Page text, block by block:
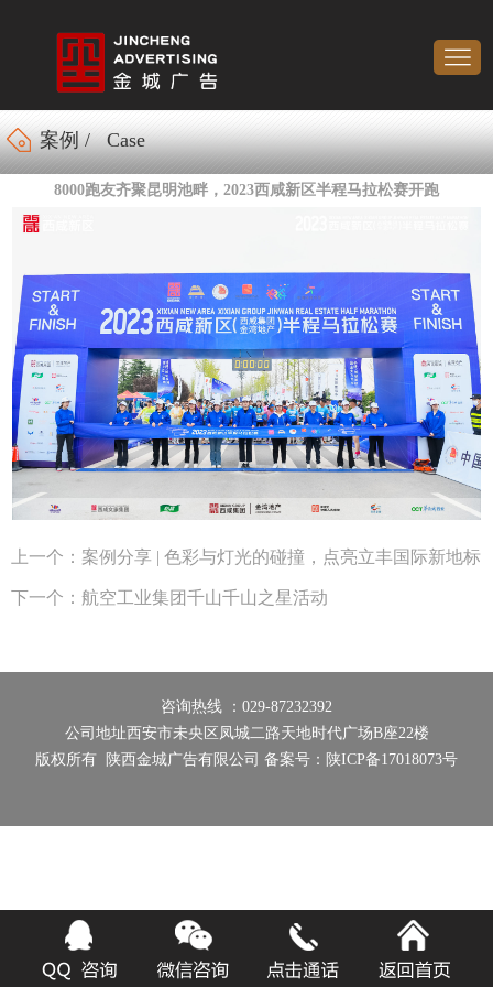
案例 / Case
8000跑友齐聚昆明池畔，2023西咸新区半程马拉松赛开跑
上一个： 案例分享 | 色彩与灯光的碰撞，点亮立丰国际新地标
下一个： 航空工业集团千山千山之星活动
咨询热线 ：029-87232392
公司地址西安市未央区凤城二路天地时代广场B座22楼
版权所有 陕西金城广告有限公司 备案号： 陕ICP备17018073号